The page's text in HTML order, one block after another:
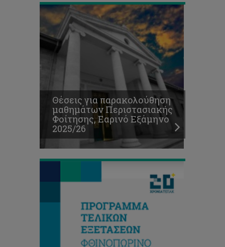
Θέσεις για παρακολούθηση
μαθημάτων Περιστασιακής
Φοίτησης, Εαρινό Εξάμηνο
2025/26
Πρόγραμμα
Τελικών
Εξετάσεων-
Φθινοπωρινό
Εξάμηνο
2025/26